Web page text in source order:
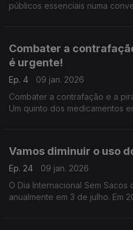
públicos essenciais numa
Combater a
é urgente!
Ep. 4
09 jan. 2026
Combater a contrafação e a
Um quinto dos medicamentos
Vamos diminuir o uso
Ep. 24
09 jan. 2026
O Dia Internacional Sem
anualmente em 3 de julho. Em